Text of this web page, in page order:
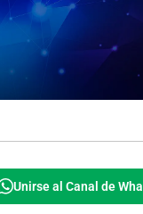
Unirse al Canal de